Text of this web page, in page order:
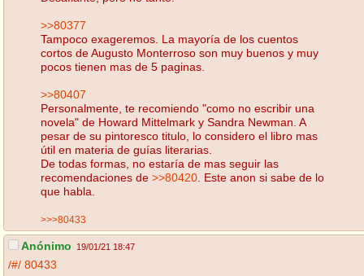
>>80377
Tampoco exageremos. La mayoría de los cuentos
cortos de Augusto Monterroso son muy buenos y muy
pocos tienen mas de 5 paginas.
>>80407
Personalmente, te recomiendo "como no escribir una
novela" de Howard Mittelmark y Sandra Newman. A
pesar de su pintoresco titulo, lo considero el libro mas
útil en materia de guías literarias.
De todas formas, no estaría de mas seguir las
recomendaciones de >>80420 . Este anon si sabe de lo
que habla.
>>>80433
Anónimo 19/01/21 18:47
/#/ 80433